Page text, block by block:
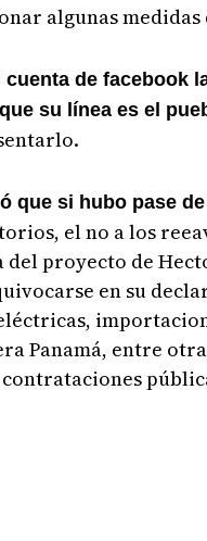
algunas
de facebook
su línea es el
que si hubo pase
el no a los
del proyecto de
en su
Panamá, entre